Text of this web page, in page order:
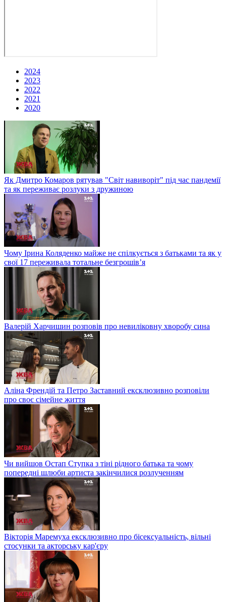
2024
2023
2022
2021
2020
Як Дмитро Комаров рятував "Світ навиворіт" під час пандемії
та як переживає розлуки з дружиною
Чому Ірина Коляденко майже не спілкується з батьками та як у
свої 17 переживала тотальне безгрошів’я
Валерій Харчишин розповів про невиліковну хворобу сина
Аліна Френдій та Петро Заставний ексклюзивно розповіли
про своє сімейне життя
Чи вийшов Остап Ступка з тіні рідного батька та чому
попередні шлюби артиста закінчилися розлученням
Вікторія Маремуха ексклюзивно про бісексуальність, вільні
стосунки та акторську кар'єру